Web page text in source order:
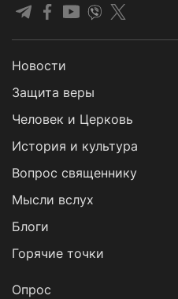
Новости
Защита веры
Человек и Церковь
История и культура
Вопрос священнику
Мысли вслух
Блоги
Горячие точки
Опрос